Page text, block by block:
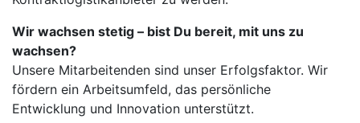
Wir wachsen stetig – bist Du bereit, mit uns zu
wachsen?
Unsere Mitarbeitenden sind unser Erfolgsfaktor. Wir
fördern ein Arbeitsumfeld, das persönliche
Entwicklung und Innovation unterstützt.